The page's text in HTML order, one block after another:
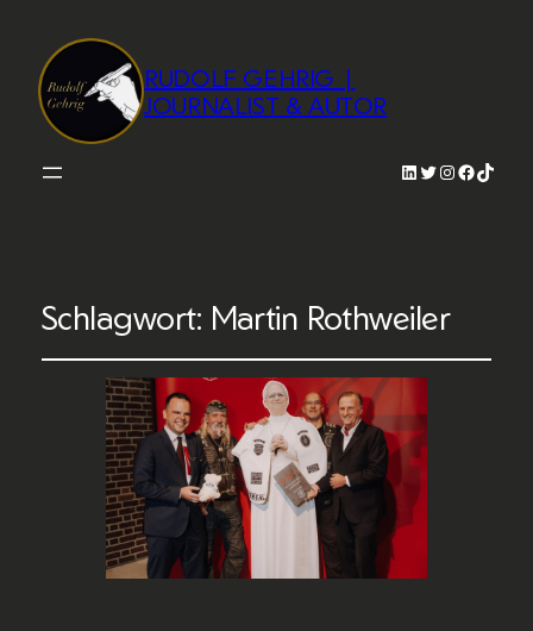
RUDOLF GEHRIG |
JOURNALIST & AUTOR
LinkedIn
Twitter
Instagram
TikTok
Schlagwort: Martin Rothweiler